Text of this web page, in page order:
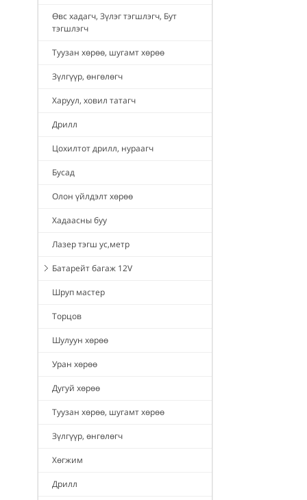
Өвс хадагч, Зүлэг тэгшлэгч, Бут
тэгшлэгч
Туузан хөрөө, шугамт хөрөө
Зүлгүүр, өнгөлөгч
Харуул, ховил татагч
Дрилл
Цохилтот дрилл, нураагч
Бусад
Олон үйлдэлт хөрөө
Хадаасны буу
Лазер тэгш ус,метр
Батарейт багаж 12V
Шруп мастер
Торцов
Шулуун хөрөө
Уран хөрөө
Дугуй хөрөө
Туузан хөрөө, шугамт хөрөө
Зүлгүүр, өнгөлөгч
Хөгжим
Дрилл